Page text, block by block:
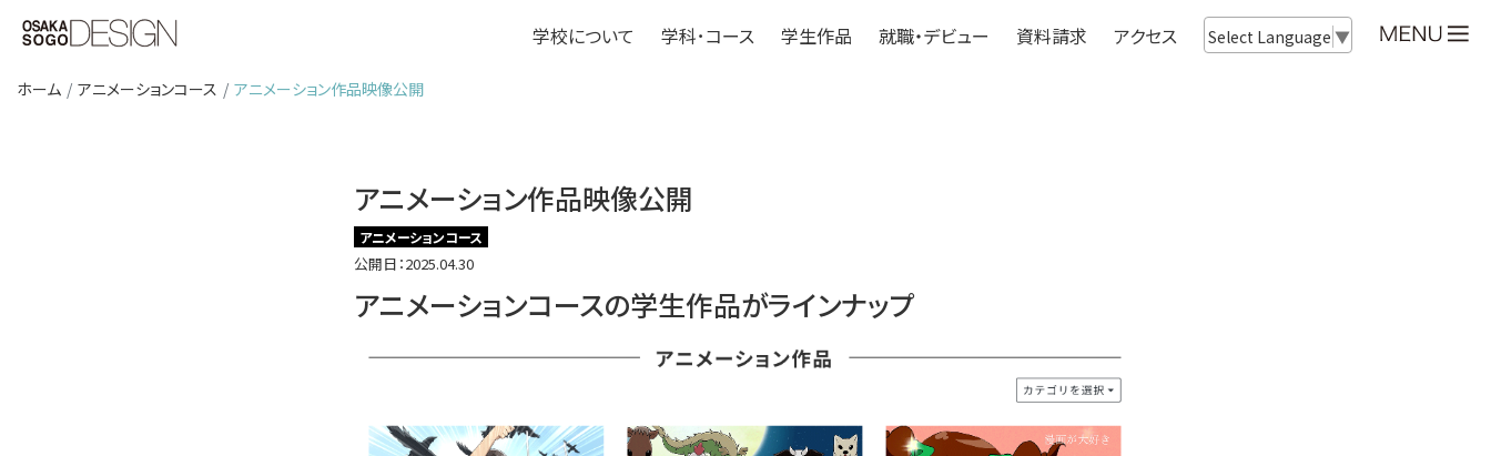
学校について 学科･コース 学生作品 就職・デビュー 資料請求 アクセス Select Language ▼
ホーム アニメーションコース アニメーション作品映像公開
アニメーション作品映像公開
アニメーションコース
公開日：2025.04.30
アニメーションコースの学生作品がラインナップ